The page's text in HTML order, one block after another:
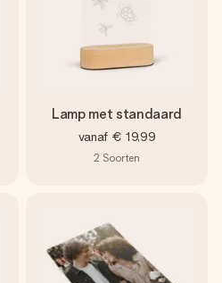
Lamp met standaard
vanaf € 19,99
2 Soorten